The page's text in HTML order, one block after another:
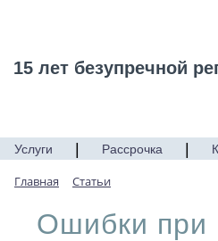
15 лет безупречной
Услуги Рассрочка
Главная Статьи
Ошибки при